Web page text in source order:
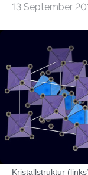
13 September
Kristallstruktur